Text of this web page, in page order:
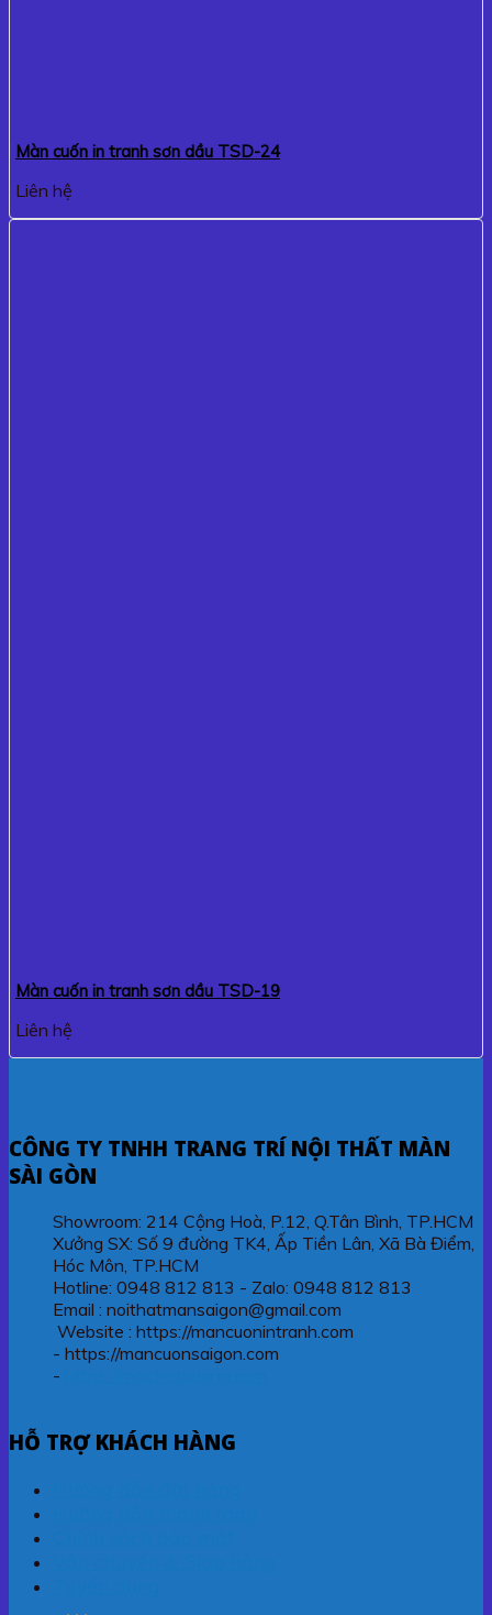
Màn cuốn in tranh sơn dầu TSD-24
Liên hệ
Màn cuốn in tranh sơn dầu TSD-19
Liên hệ
CÔNG TY TNHH TRANG TRÍ NỘI THẤT MÀN
SÀI GÒN
Showroom: 214 Cộng Hoà, P.12, Q.Tân Bình, TP.HCM
Xưởng SX: Số 9 đường TK4, Ấp Tiền Lân, Xã Bà Điểm,
Hóc Môn, TP.HCM
Hotline: 0948 812 813 - Zalo: 0948 812 813
Email : noithatmansaigon@gmail.com
Website : https://mancuonintranh.com
- https://mancuonsaigon.com
-
HỖ TRỢ KHÁCH HÀNG